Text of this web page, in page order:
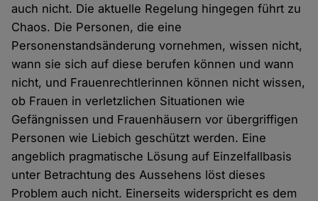
auch nicht. Die aktuelle Regelung hingegen führt zu
Chaos. Die Personen, die eine
Personenstandsänderung vornehmen, wissen nicht,
wann sie sich auf diese berufen können und wann
nicht, und Frauenrechtlerinnen können nicht wissen,
ob Frauen in verletzlichen Situationen wie
Gefängnissen und Frauenhäusern vor übergriffigen
Personen wie Liebich geschützt werden. Eine
angeblich pragmatische Lösung auf Einzelfallbasis
unter Betrachtung des Aussehens löst dieses
Problem auch nicht. Einerseits widerspricht es dem